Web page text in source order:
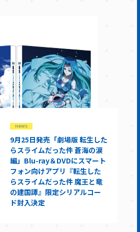
NEWS
9月25日発売「劇場版 転生した
らスライムだった件 蒼海の涙
編」Blu-ray＆DVDにスマート
フォン向けアプリ『転生した
らスライムだった件 魔王と竜
の建国譚』限定シリアルコー
ド封入決定